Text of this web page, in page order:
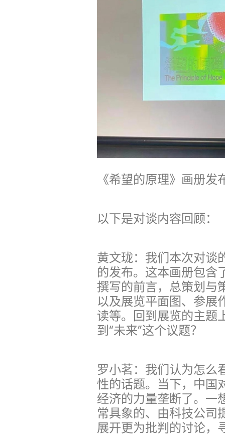
《希望的原理》画册发
以下是对谈内容回顾：
黄文珑：我们本次对谈
的发布。这本画册包含
撰写的前言，总策划与
以及展览平面图、参展
读等。回到展览的主题
到“未来”这个议题？
罗小茗：我们认为怎么
性的话题。当下，中国
经济的力量垄断了。一
常具象的、由科技公
展开更为批判的讨论，